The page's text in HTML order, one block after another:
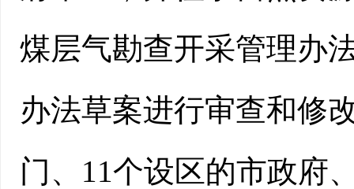
煤层气勘查开采管理办
办法草案进行审查和修
门、11个设区的市政府